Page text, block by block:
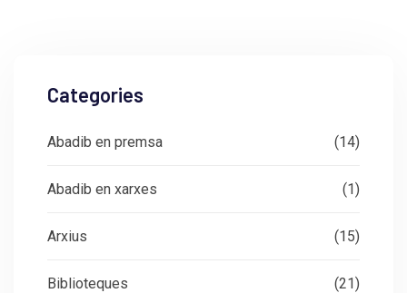
Categories
Abadib en premsa (14)
Abadib en xarxes (1)
Arxius (15)
Biblioteques (21)